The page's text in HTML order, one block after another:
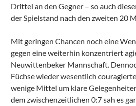
Drittel an den Gegner – so auch
der Spielstand nach den zweiten 20
Mit geringen Chancen noch eine
gegen eine weiterhin konzentriert
Neuwittenbeker Mannschaft.
Füchse wieder wesentlich
wenige Mittel um klare
dem zwischenzeitlichen 0:7 sah es